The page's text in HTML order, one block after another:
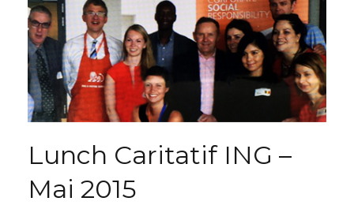
Lunch Caritatif ING –
Mai 2015